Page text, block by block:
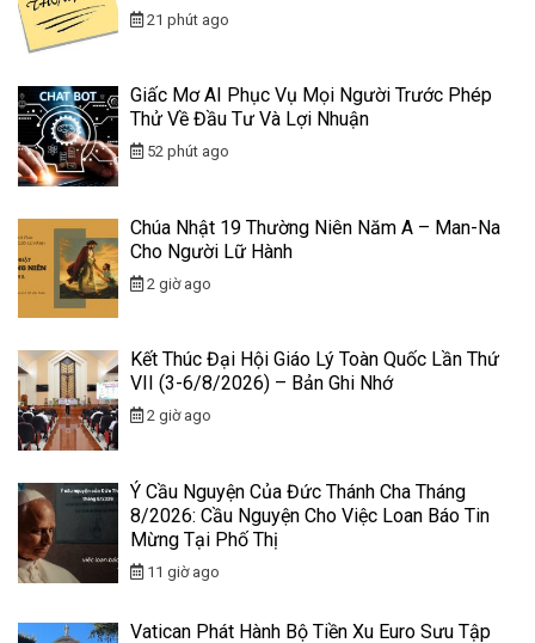
21 phút ago
Giấc Mơ AI Phục Vụ Mọi Người Trước Phép
Thử Về Đầu Tư Và Lợi Nhuận
52 phút ago
Chúa Nhật 19 Thường Niên Năm A – Man-Na
Cho Người Lữ Hành
2 giờ ago
Kết Thúc Đại Hội Giáo Lý Toàn Quốc Lần Thứ
VII (3-6/8/2026) – Bản Ghi Nhớ
2 giờ ago
Ý Cầu Nguyện Của Đức Thánh Cha Tháng
8/2026: Cầu Nguyện Cho Việc Loan Báo Tin
Mừng Tại Phố Thị
11 giờ ago
Vatican Phát Hành Bộ Tiền Xu Euro Sưu Tập